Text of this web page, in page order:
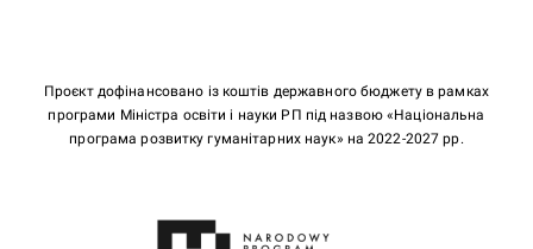
Проєкт дофінансовано із коштів державного бюджету в рамках
програми Міністра освіти і науки РП під назвою «Національна
програма розвитку гуманітарних наук» на 2022-2027 рр.